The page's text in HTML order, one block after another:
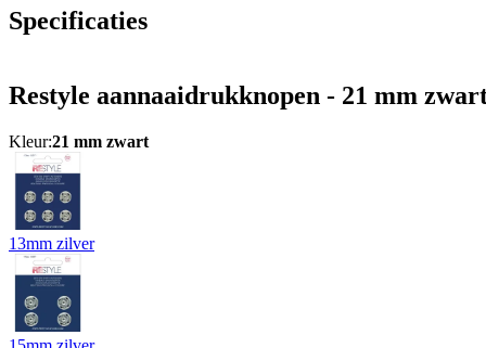
Specificaties
Restyle aannaaidrukknopen - 21 mm
Kleur:21 mm zwart
13mm zilver